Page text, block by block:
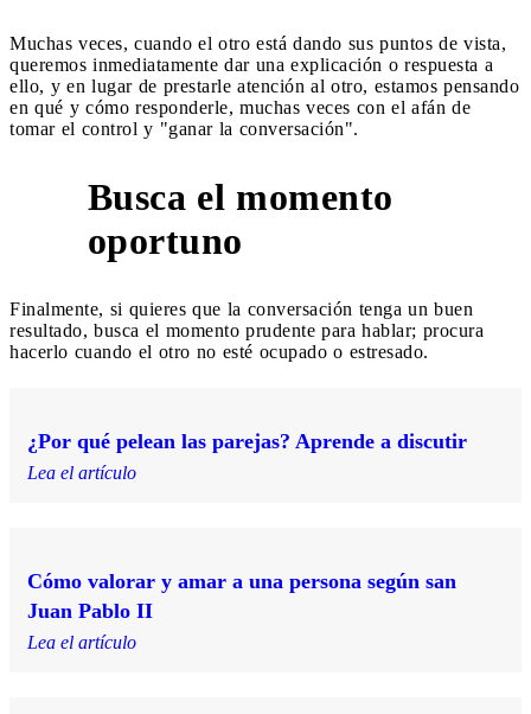
Muchas veces, cuando el otro está dando sus puntos de vista,
queremos inmediatamente dar una explicación o respuesta a
ello, y en lugar de prestarle atención al otro, estamos pensando
en qué y cómo responderle, muchas veces con el afán de
tomar el control y "ganar la conversación".
Busca el momento
oportuno
Finalmente, si quieres que la conversación tenga un buen
resultado, busca el momento prudente para hablar; procura
hacerlo cuando el otro no esté ocupado o estresado.
¿Por qué pelean las parejas? Aprende a discutir
Lea el artículo
Cómo valorar y amar a una persona según san
Juan Pablo II
Lea el artículo